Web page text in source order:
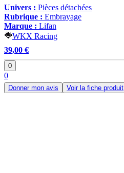
Univers : Pièces détachées
Rubrique : Embrayage
Marque : Lifan
WKX Racing
39,00 €
0
0
Donner mon avis Voir la fiche produit